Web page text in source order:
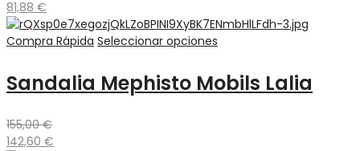
81,88 €
Compra Rápida Seleccionar opciones
Sandalia Mephisto Mobils Lalia
155,00€
142,60 €